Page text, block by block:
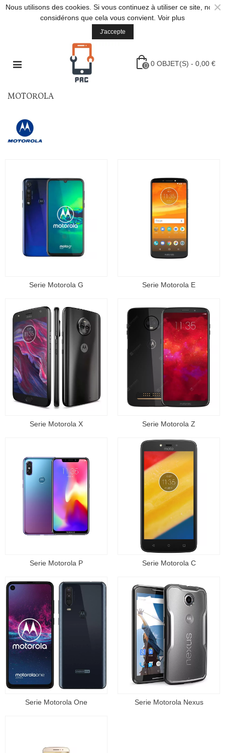
Nous utilisons des cookies. Si vous continuez à utiliser ce site, nous
considérons que cela vous convient. Voir plus
J'accepte
×
0 0 OBJET(S) - 0,00 €
MOTOROLA
Serie Motorola G Serie Motorola E
Serie Motorola X Serie Motorola Z
Serie Motorola P Serie Motorola C
Serie Motorola One Serie Motorola Nexus